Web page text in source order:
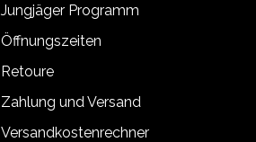
Jungjäger Programm
Öffnungszeiten
Retoure
Zahlung und Versand
Versandkostenrechner